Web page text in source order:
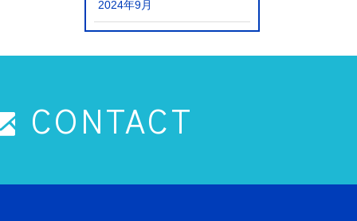
2024年9月
CONTACT